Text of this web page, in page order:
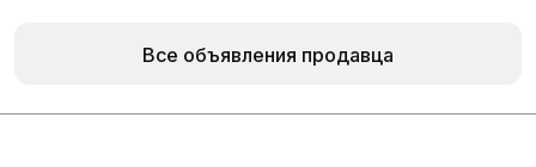
Все объявления продавца